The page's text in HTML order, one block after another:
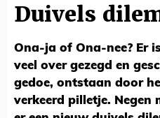
Duivels
Ona-ja of Ona-nee? Er
veel over gezegd en
gedoe, ontstaan door
verkeerd pilletje.